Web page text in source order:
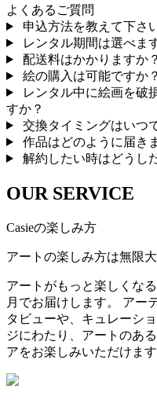
よくあるご質問
申込方法を教えて下さ
レンタル期間は選べま
配送料はかかりますか？
絵の購入は可能ですか？
レンタル中に絵画を破
すか？
交換タイミングはいつ
作品はどのように届き
解約したい時はどうし
OUR SERVICE
Casieの楽しみ方
アートの楽しみ方は無限大
アートがもっと楽しくな
月でお届けします。 アー
タビューや、キュレーシ
ジにわたり、アートのあ
アをお楽しみいただけます